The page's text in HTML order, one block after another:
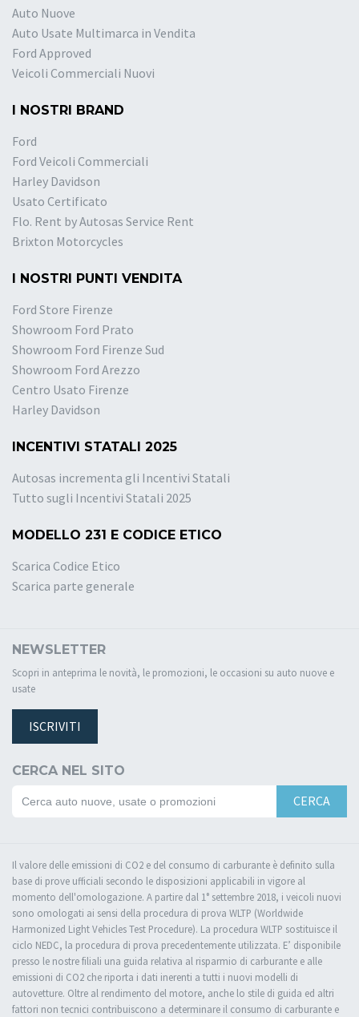
Auto Nuove
Auto Usate Multimarca in Vendita
Ford Approved
Veicoli Commerciali Nuovi
I NOSTRI BRAND
Ford
Ford Veicoli Commerciali
Harley Davidson
Usato Certificato
Flo. Rent by Autosas Service Rent
Brixton Motorcycles
I NOSTRI PUNTI VENDITA
Ford Store Firenze
Showroom Ford Prato
Showroom Ford Firenze Sud
Showroom Ford Arezzo
Centro Usato Firenze
Harley Davidson
INCENTIVI STATALI 2025
Autosas incrementa gli Incentivi Statali
Tutto sugli Incentivi Statali 2025
MODELLO 231 E CODICE ETICO
Scarica Codice Etico
Scarica parte generale
NEWSLETTER
Scopri in anteprima le novità, le promozioni, le occasioni su auto nuove e
usate
ISCRIVITI
CERCA NEL SITO
CERCA
Il valore delle emissioni di CO2 e del consumo di carburante è definito sulla
base di prove ufficiali secondo le disposizioni applicabili in vigore al
momento dell'omologazione. A partire dal 1° settembre 2018, i veicoli nuovi
sono omologati ai sensi della procedura di prova WLTP (Worldwide
Harmonized Light Vehicles Test Procedure). La procedura WLTP sostituisce il
ciclo NEDC, la procedura di prova precedentemente utilizzata. E’ disponibile
presso le nostre filiali una guida relativa al risparmio di carburante e alle
emissioni di CO2 che riporta i dati inerenti a tutti i nuovi modelli di
autovetture. Oltre al rendimento del motore, anche lo stile di guida ed altri
fattori non tecnici contribuiscono a determinare il consumo di carburante e